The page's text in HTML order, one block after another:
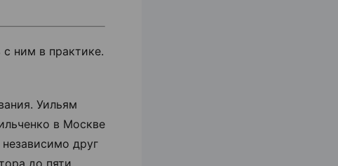
ним в практике.
Уильям
в Москве
друг
до пяти